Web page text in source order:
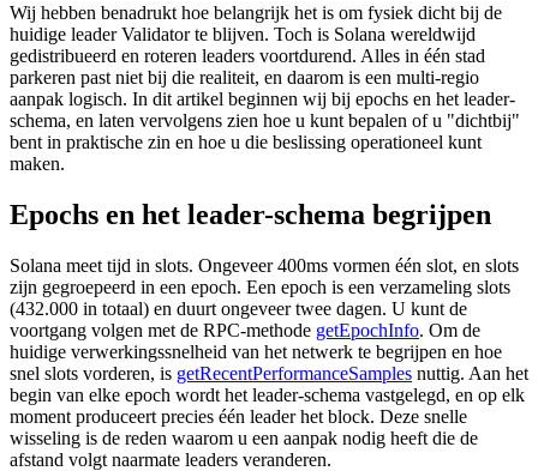
Wij hebben benadrukt hoe belangrijk het is om fysiek dicht bij de
huidige leader Validator te blijven. Toch is Solana wereldwijd
gedistribueerd en roteren leaders voortdurend. Alles in één stad
parkeren past niet bij die realiteit, en daarom is een multi-regio
aanpak logisch. In dit artikel beginnen wij bij epochs en het leader-
schema, en laten vervolgens zien hoe u kunt bepalen of u "dichtbij"
bent in praktische zin en hoe u die beslissing operationeel kunt
maken.
Epochs en het leader-schema begrijpen
Solana meet tijd in slots. Ongeveer 400ms vormen één slot, en slots
zijn gegroepeerd in een epoch. Een epoch is een verzameling slots
(432.000 in totaal) en duurt ongeveer twee dagen. U kunt de
voortgang volgen met de RPC-methode getEpochInfo. Om de
huidige verwerkingssnelheid van het netwerk te begrijpen en hoe
snel slots vorderen, is getRecentPerformanceSamples nuttig. Aan het
begin van elke epoch wordt het leader-schema vastgelegd, en op elk
moment produceert precies één leader het block. Deze snelle
wisseling is de reden waarom u een aanpak nodig heeft die de
afstand volgt naarmate leaders veranderen.